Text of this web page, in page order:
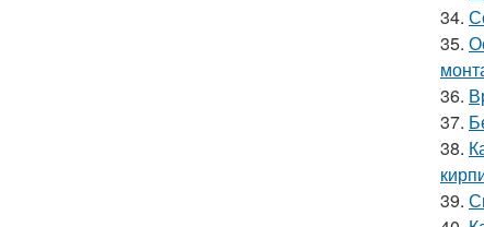
34.
35.
36.
37.
38.
39.